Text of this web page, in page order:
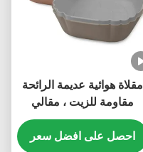
مقلاة هوائية عديمة الرائحة
مقاومة للزيت ، مقالي
سيليكون مقاومة للحرارة
احصل على افضل سعر